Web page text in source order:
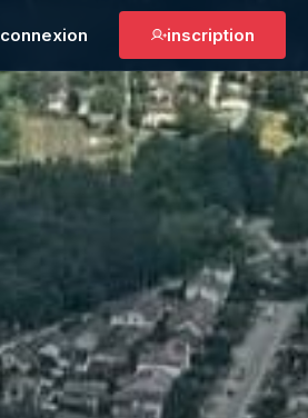
connexion inscription